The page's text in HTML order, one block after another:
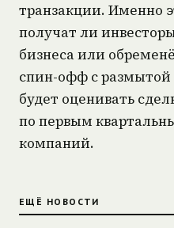
транзакции. Именно
получат ли
бизнеса или
спин-офф с размытой
будет оценивать
по первым
компаний.
ЕЩЁ НОВОСТИ